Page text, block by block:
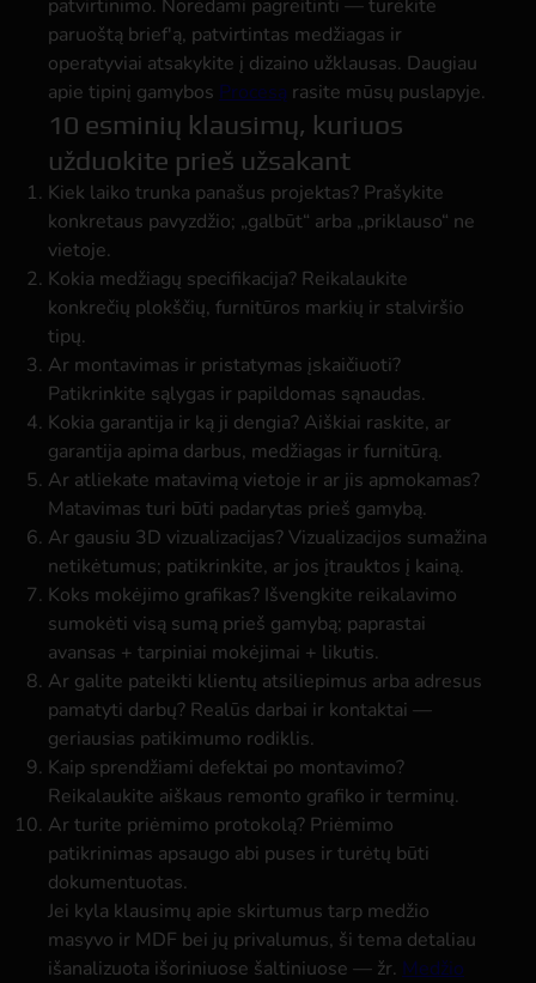
patvirtinimo. Norėdami pagreitinti — turėkite
paruoštą brief'ą, patvirtintas medžiagas ir
operatyviai atsakykite į dizaino užklausas. Daugiau
apie tipinį gamybos Procesą rasite mūsų puslapyje.
10 esminių klausimų, kuriuos
užduokite prieš užsakant
Kiek laiko trunka panašus projektas? Prašykite
konkretaus pavyzdžio; „galbūt“ arba „priklauso“ ne
vietoje.
Kokia medžiagų specifikacija? Reikalaukite
konkrečių plokščių, furnitūros markių ir stalviršio
tipų.
Ar montavimas ir pristatymas įskaičiuoti?
Patikrinkite sąlygas ir papildomas sąnaudas.
Kokia garantija ir ką ji dengia? Aiškiai raskite, ar
garantija apima darbus, medžiagas ir furnitūrą.
Ar atliekate matavimą vietoje ir ar jis apmokamas?
Matavimas turi būti padarytas prieš gamybą.
Ar gausiu 3D vizualizacijas?Vizualizacijos sumažina
netikėtumus; patikrinkite, ar jos įtrauktos į kainą.
Koks mokėjimo grafikas? Išvengkite reikalavimo
sumokėti visą sumą prieš gamybą; paprastai
avansas + tarpiniai mokėjimai + likutis.
Ar galite pateikti klientų atsiliepimus arba adresus
pamatyti darbų? Realūs darbai ir kontaktai —
geriausias patikimumo rodiklis.
Kaip sprendžiami defektai po montavimo?
Reikalaukite aiškaus remonto grafiko ir terminų.
Ar turite priėmimo protokolą? Priėmimo
patikrinimas apsaugo abi puses ir turėtų būti
dokumentuotas.
Jei kyla klausimų apie skirtumus tarp medžio
masyvo ir MDF bei jų privalumus, ši tema detaliau
išanalizuota išoriniuose šaltiniuose — žr. Medžio